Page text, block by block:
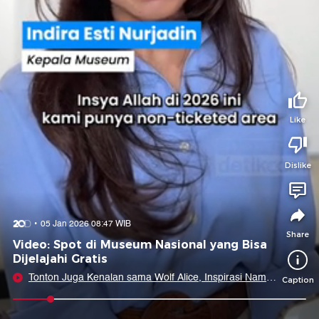
Like
Dislike
Share
Caption
05 Jan 2026 08:47 WIB
Video: Spot di Museum Nasional yang Bisa
Dijelajahi Gratis
Tonton Juga Kenalan sama Wolf Alice, Inspirasi Nama
0:07
Share to
Facebook Whatsapp
Copy Link Copy Embed
Copy Embed &
Caption
Suka video ini?
Login untuk menyampaikan pendapat.
Masuk
Tidak suka video ini?
Login untuk menyampaikan pendapat.
Masuk